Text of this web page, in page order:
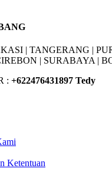
| TANGERANG |
| SURABAYA |
: +622476431897 Tedy
Ketentuan